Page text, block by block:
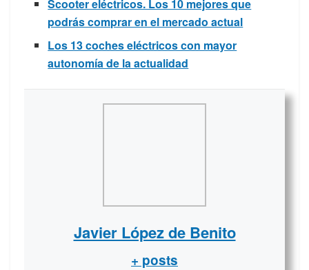
Scooter eléctricos. Los 10 mejores que
podrás comprar en el mercado actual
Los 13 coches eléctricos con mayor
autonomía de la actualidad
Javier López de Benito
+ posts